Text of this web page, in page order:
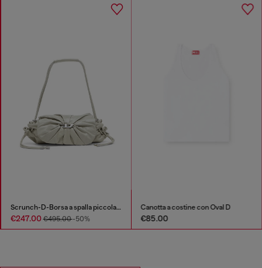
Scrunch-D-Borsa a spalla piccola arricciata in pelle lucida
€247.00€495.00-50%
Canotta a costine con Oval D
€85.00